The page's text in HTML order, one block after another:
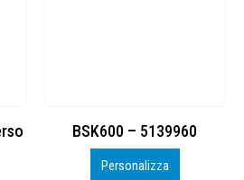
DTF
Personalizza